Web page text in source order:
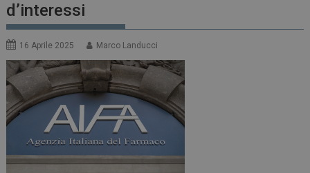
d’interessi
16 Aprile 2025 Marco Landucci